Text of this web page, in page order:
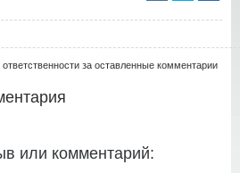
за оставленные комментарии
или комментарий: